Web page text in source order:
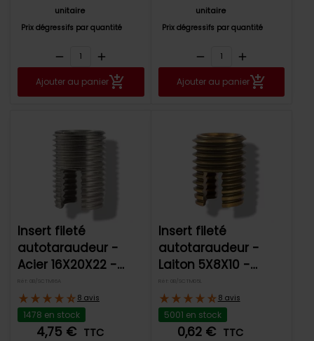
unitaire
Prix dégressifs par quantité
remove add
Ajouter au panier
unitaire
Prix dégressifs par quantité
remove add
Ajouter au panier
Insert fileté
autotaraudeur -
Acier 16X20X22 -
Intervis
Réf: 0B/SCTM16A
8 avis
1478 en stock
4,75 € TTC
Insert fileté
autotaraudeur -
Laiton 5X8X10 -
Intervis
Réf: 0B/SCTM05L
8 avis
5001 en stock
0,62 € TTC